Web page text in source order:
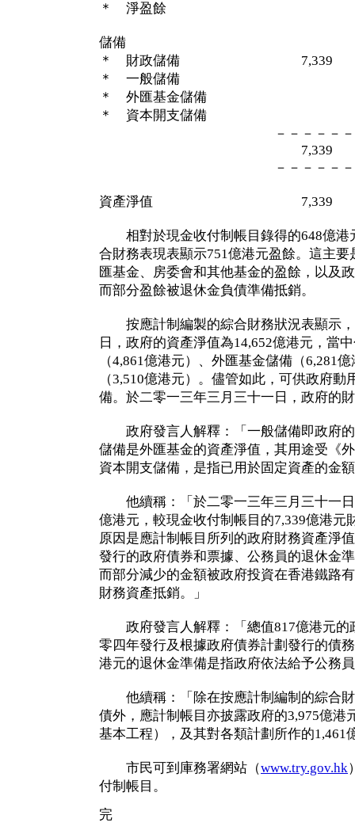
＊ 淨盈餘
儲備
＊ 財政儲備 7,339
＊ 一般儲備
＊ 外匯基金儲備
＊ 資本開支儲備
－－－－－－ －－
7,339
－－－－－－ －－
資產淨值 7,339
相對於現金收付制帳目錄得的648億港
合財務表現表顯示751億港元盈餘。這主
匯基金、房委會和其他基金的盈餘，以及
而部分盈餘被退休金負債準備抵銷。
按應計制編製的綜合財務狀況表顯示，
日，政府的資產淨值為14,652億港元，當
（4,861億港元）、外匯基金儲備（6,281
（3,510億港元）。儘管如此，可供政府
備。於二零一三年三月三十一日，政府的
政府發言人解釋：「一般儲備即政府的
儲備是外匯基金的資產淨值，其用途受《
資本開支儲備，是指已用於固定資產的金
他續稱：「於二零一三年三月三十一日
億港元，較現金收付制帳目的7,339億港元
原因是應計制帳目所列的政府財務資產淨
發行的政府債券和票據、公務員的退休金
而部分減少的金額被政府投資在香港鐵路
財務資產抵銷。」
政府發言人解釋：「總值817億港元的
零四年發行及根據政府債券計劃發行的債
港元的退休金準備是指政府依法給予公務
他續稱：「除在按應計制編制的綜合財
債外，應計制帳目亦披露政府的3,975億港
基本工程），及其對各類計劃所作的1,461
市民可到庫務署網站（www.try.gov.hk
付制帳目。
完